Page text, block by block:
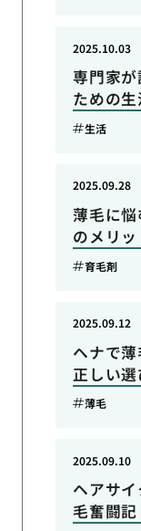
専門家
ための
2025.10.03
生活
薄毛に
のメリッ
2025.09.28
育毛剤
ヘナで
正しい選
2025.09.12
薄毛
ヘアサ
毛奮闘記
2025.09.10